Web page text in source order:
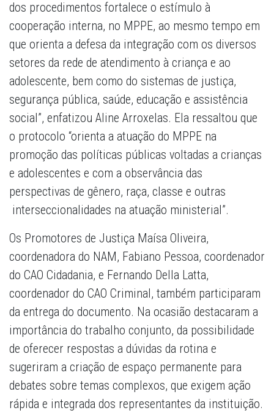
dos procedimentos fortalece o estímulo à
cooperação interna, no MPPE, ao mesmo tempo em
que orienta a defesa da integração com os diversos
setores da rede de atendimento à criança e ao
adolescente, bem como do sistemas de justiça,
segurança pública, saúde, educação e assistência
social”, enfatizou Aline Arroxelas. Ela ressaltou que
o protocolo “orienta a atuação do MPPE na
promoção das políticas públicas voltadas a crianças
e adolescentes e com a observância das
perspectivas de gênero, raça, classe e outras
interseccionalidades na atuação ministerial”.
Os Promotores de Justiça Maísa Oliveira,
coordenadora do NAM, Fabiano Pessoa, coordenador
do CAO Cidadania, e Fernando Della Latta,
coordenador do CAO Criminal, também participaram
da entrega do documento. Na ocasião destacaram a
importância do trabalho conjunto, da possibilidade
de oferecer respostas a dúvidas da rotina e
sugeriram a criação de espaço permanente para
debates sobre temas complexos, que exigem ação
rápida e integrada dos representantes da instituição.